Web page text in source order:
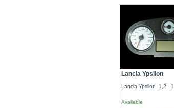
Lancia Ypsilon
Lancia Ypsilon 1,2 -
Available